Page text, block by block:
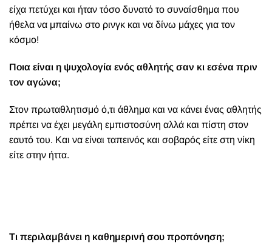
είχα πετύχει και ήταν τόσο δυνατό το συναίσθημα που
ήθελα να μπαίνω στο ρινγκ και να δίνω μάχες για τον
κόσμο!
Ποια είναι η ψυχολογία ενός αθλητής σαν κι εσένα πριν
τον αγώνα;
Στον πρωταθλητισμό ό,τι άθλημα και να κάνει ένας αθλητής
πρέπει να έχει μεγάλη εμπιστοσύνη αλλά και πίστη στον
εαυτό του. Και να είναι ταπεινός και σοβαρός είτε στη νίκη
είτε στην ήττα.
Τι περιλαμβάνει η καθημερινή σου προπόνηση;